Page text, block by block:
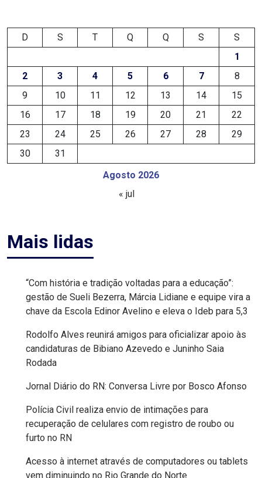
DESENVOLVIMENTO
ECONÔMICO
DESENVOLVIMENTO
RURAL
DIA
DAS
EDUCAÇÃO
ESCOLAR
ELEIÇÕES
2026
EMANCIPAÇÃO
CARNAUBAIS
EMANCIPAÇÃO
Agosto 2026
D S T Q Q S
S
1
2
3 4 5 6 7
8
9
10 11 12 13 14
15
16
17 18 19 20 21
22
23
24 25 26 27 28
29
30
31
« jul
Mais lidas
“Com história e tradição voltadas para a educação”:
gestão de Sueli Bezerra, Márcia Lidiane e equipe vira a
chave da Escola Edinor Avelino e eleva o Ideb para 5,3
Rodolfo Alves reunirá amigos para oficializar apoio às
candidaturas de Bibiano Azevedo e Juninho Saia
Rodada
Jornal Diário do RN: Conversa Livre por Bosco Afonso
Polícia Civil realiza envio de intimações para
recuperação de celulares com registro de roubo ou
furto no RN
Acesso à internet através de computadores ou tablets
vem diminuindo no Rio Grande do Norte